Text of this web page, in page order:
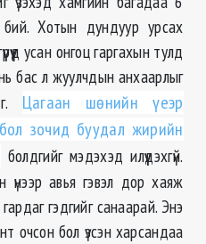
бий. Хотын дундуур урсах
усан онгоц гаргахын тулд
бас л жуулчдын анхаарлыг
Цагаан шөнийн үеэр
зочид буудал жирийн
болдгийг мэдэхэд илүүдэхгүй.
үнээр авья гэвэл дор хаяж
гэдгийг санаарай. Энэ
очсон бол үзсэн харсандаа